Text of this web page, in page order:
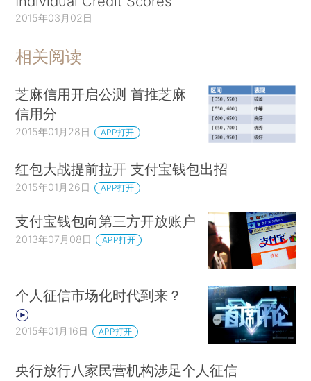
2015年03月02日
相关阅读
芝麻信用开启公测 首推芝麻
信用分
2015年01月28日 APP打开
红包大战提前拉开 支付宝钱包出招
2015年01月26日 APP打开
支付宝钱包向第三方开放账户
2013年07月08日 APP打开
个人征信市场化时代到来？
2015年01月16日 APP打开
央行放行八家民营机构涉足个人征信